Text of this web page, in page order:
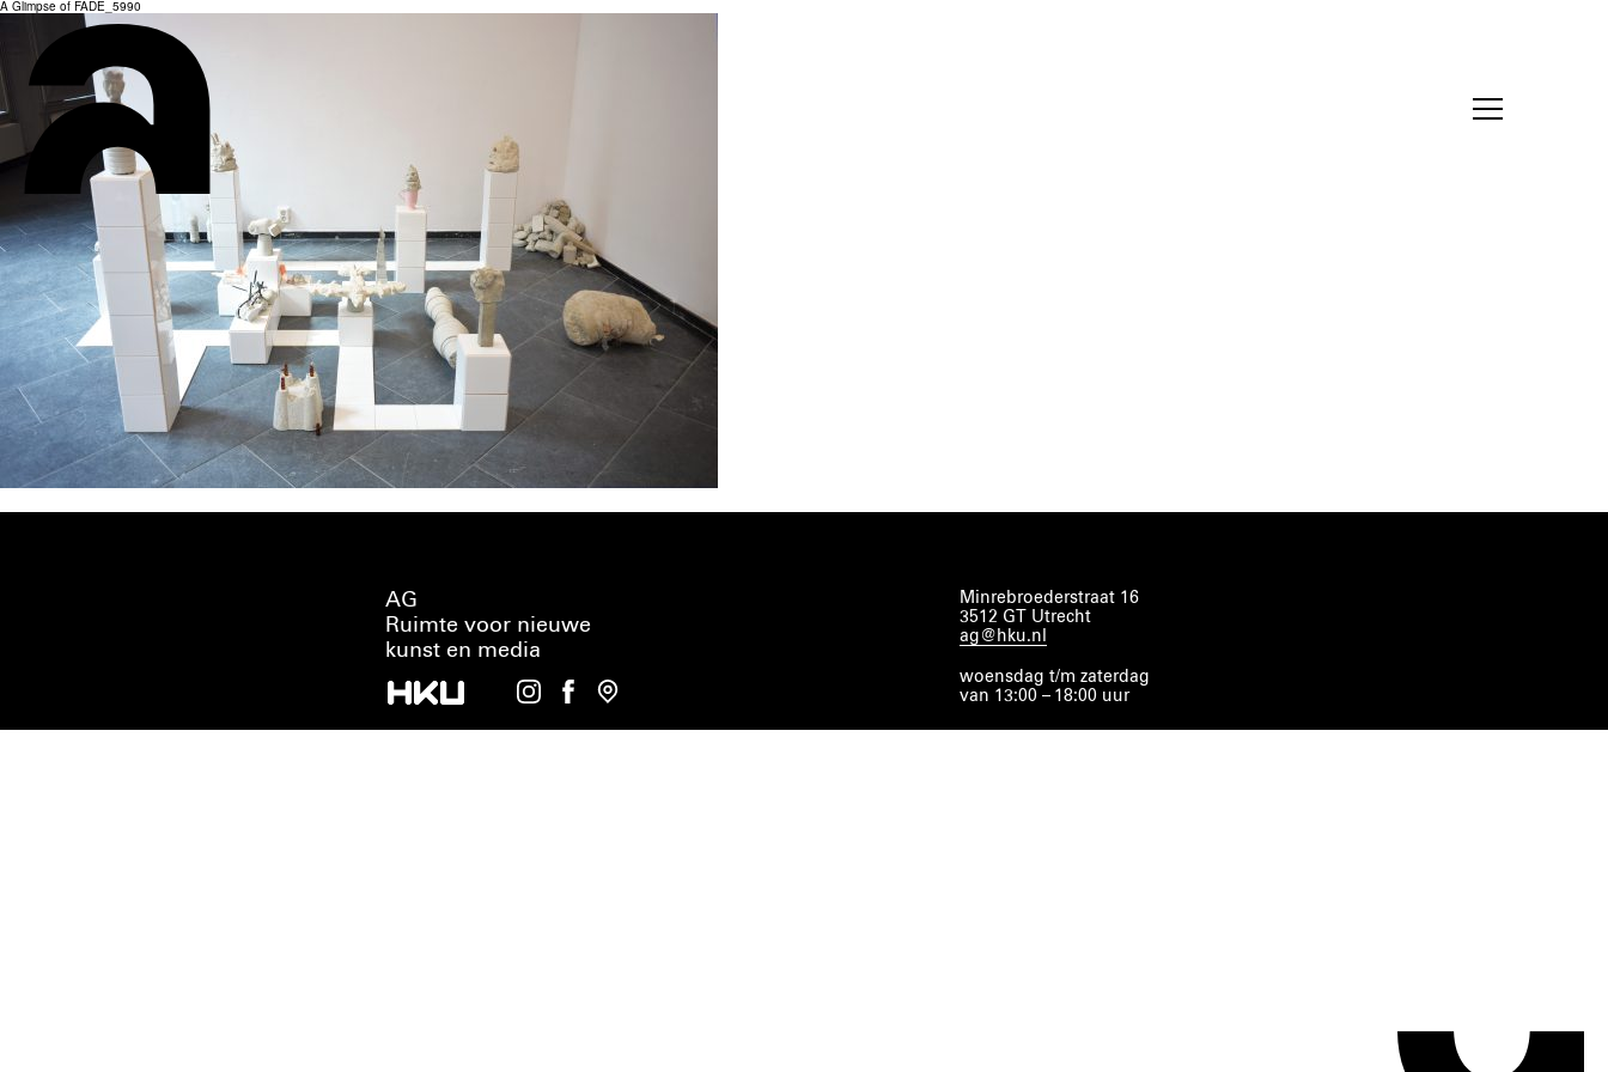
A Glimpse of FADE_5990
AG
Ruimte voor nieuwe
kunst en media
Minrebroederstraat 16
3512 GT Utrecht
ag@hku.nl
woensdag t/m zaterdag
van 13:00 – 18:00 uur